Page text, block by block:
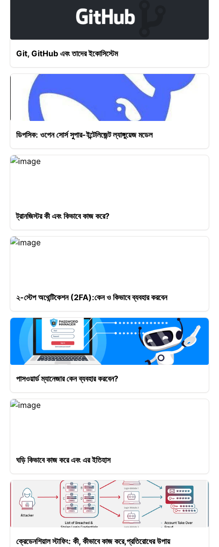
Git, GitHub এবং তাদের ইকোসিস্টেম
ডিপসিক: ওপেন সোর্স সুপার-ইন্টেলিজেন্ট ল্যাঙ্গুয়েজ মডেল
ট্রানজিস্টর কী এবং কিভাবে কাজ করে?
২-স্টেপ অথেন্টিকেশন (2FA):কেন ও কিভাবে ব্যবহার করবেন
পাসওয়ার্ড ম্যানেজার কেন ব্যবহার করবেন?
ঘড়ি কিভাবে কাজ করে এবং এর ইতিহাস
ক্রেডেনশিয়াল স্টাফিং: কী, কীভাবে কাজ করে,প্রতিরোধের উপায়